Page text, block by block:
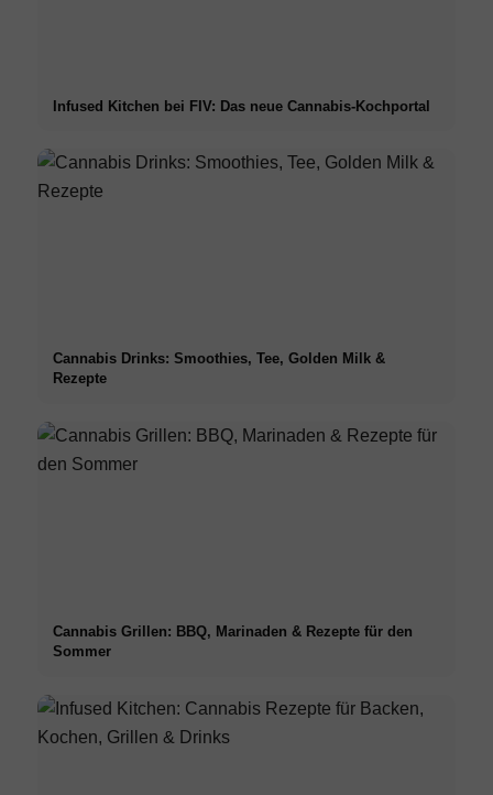
Infused Kitchen bei FIV: Das neue Cannabis-Kochportal
Cannabis Drinks: Smoothies, Tee, Golden Milk &
Rezepte
Cannabis Grillen: BBQ, Marinaden & Rezepte für den
Sommer